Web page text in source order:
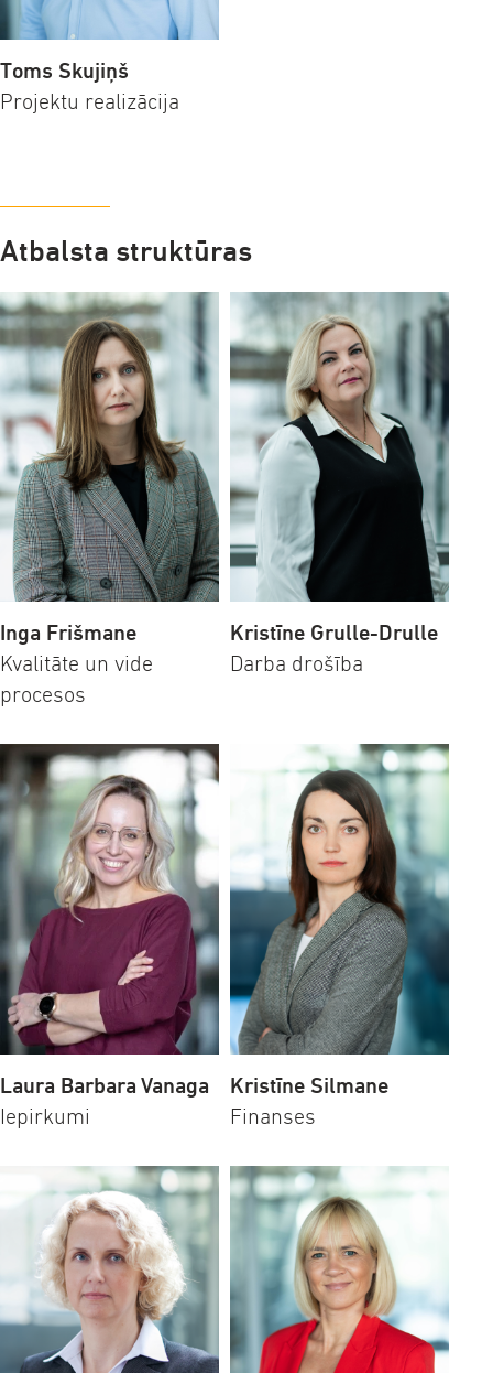
Toms Skujiņš
Projektu realizācija
Atbalsta struktūras
Inga Frišmane
Kvalitāte un vide
procesos
Kristīne Grulle-Drulle
Darba drošība
Laura Barbara Vanaga
Iepirkumi
Kristīne Silmane
Finanses